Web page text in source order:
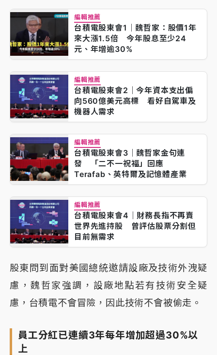
編輯推薦
台積電股東會1｜魏哲家：股價1年
來大漲1.5倍 今年股息至少24
元、年增逾30%
編輯推薦
台積電股東會2｜今年資本支出偏
向560億美元高標 看好自駕車及
機器人需求
編輯推薦
台積電股東會3｜魏哲家金句連
發 「二不一祝福」回應
Terafab、英特爾及記憶體產業
編輯推薦
台積電股東會4｜財務長指不再賣
世界先進持股 曾評估股票分割但
目前無需求
股東問到面對美國總統邀請設廠及技術外洩疑
慮，魏哲家強調，設廠地點若有技術安全疑
慮，台積電不會冒險，因此技術不會被偷走。
員工分紅已連續3年每年增加超過30%以
上